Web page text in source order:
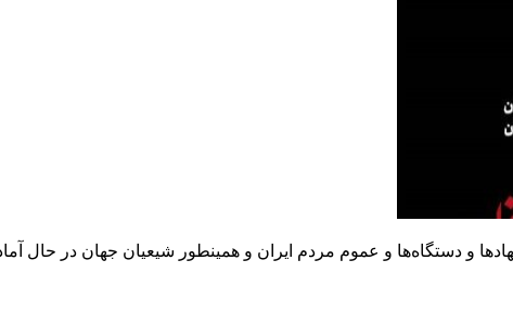
و دستگاه‌ها و عموم مردم ایران و همینطور شیعیان جهان در حال